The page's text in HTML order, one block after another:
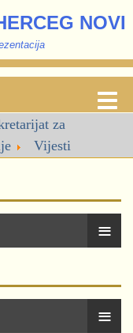
NOVI
za
Vijesti
≡
≡